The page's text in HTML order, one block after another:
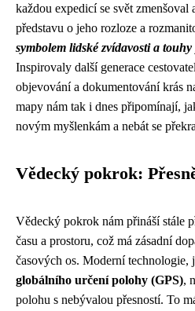
každou expedicí se svět
představu o jeho rozloze a
symbolem lidské zvídavosti a
Inspirovaly další generace
objevování a dokumentování krás
mapy nám tak i dnes připomínají,
novým myšlenkám a nebát se
Vědecký pokrok:
Vědecký pokrok nám přináší stále
času a prostoru, což má zásadní
časových os. Moderní technologie,
globálního určení polohy (GPS),
polohu s nebývalou přesností. To